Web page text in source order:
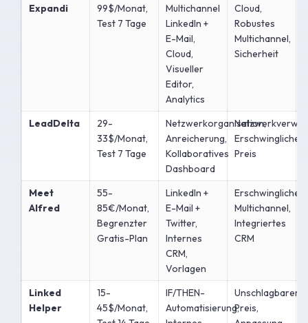
Expandi
99$/Monat,
Test 7 Tage
Multichannel
LinkedIn +
E-Mail,
Cloud,
Visueller
Editor,
Analytics
Cloud,
Robustes
Multichannel,
Sicherheit
LeadDelta
29-
33$/Monat,
Test 7 Tage
Netzwerkorganisation,
Anreicherung,
Kollaboratives
Dashboard
Erschwinglicher
Preis
Meet
Alfred
55-
85€/Monat,
Begrenzter
Gratis-Plan
LinkedIn +
E-Mail +
Twitter,
Internes
CRM,
Vorlagen
Erschwingliches
Multichannel,
Integriertes
CRM
Linked
Helper
15-
45$/Monat,
IF/THEN-
Automatisierung,
Unschlagbarer
Preis,